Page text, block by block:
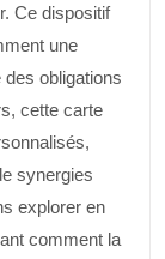
Ce dispositif
une
obligations
cette carte
synergies
explorer en
comment la